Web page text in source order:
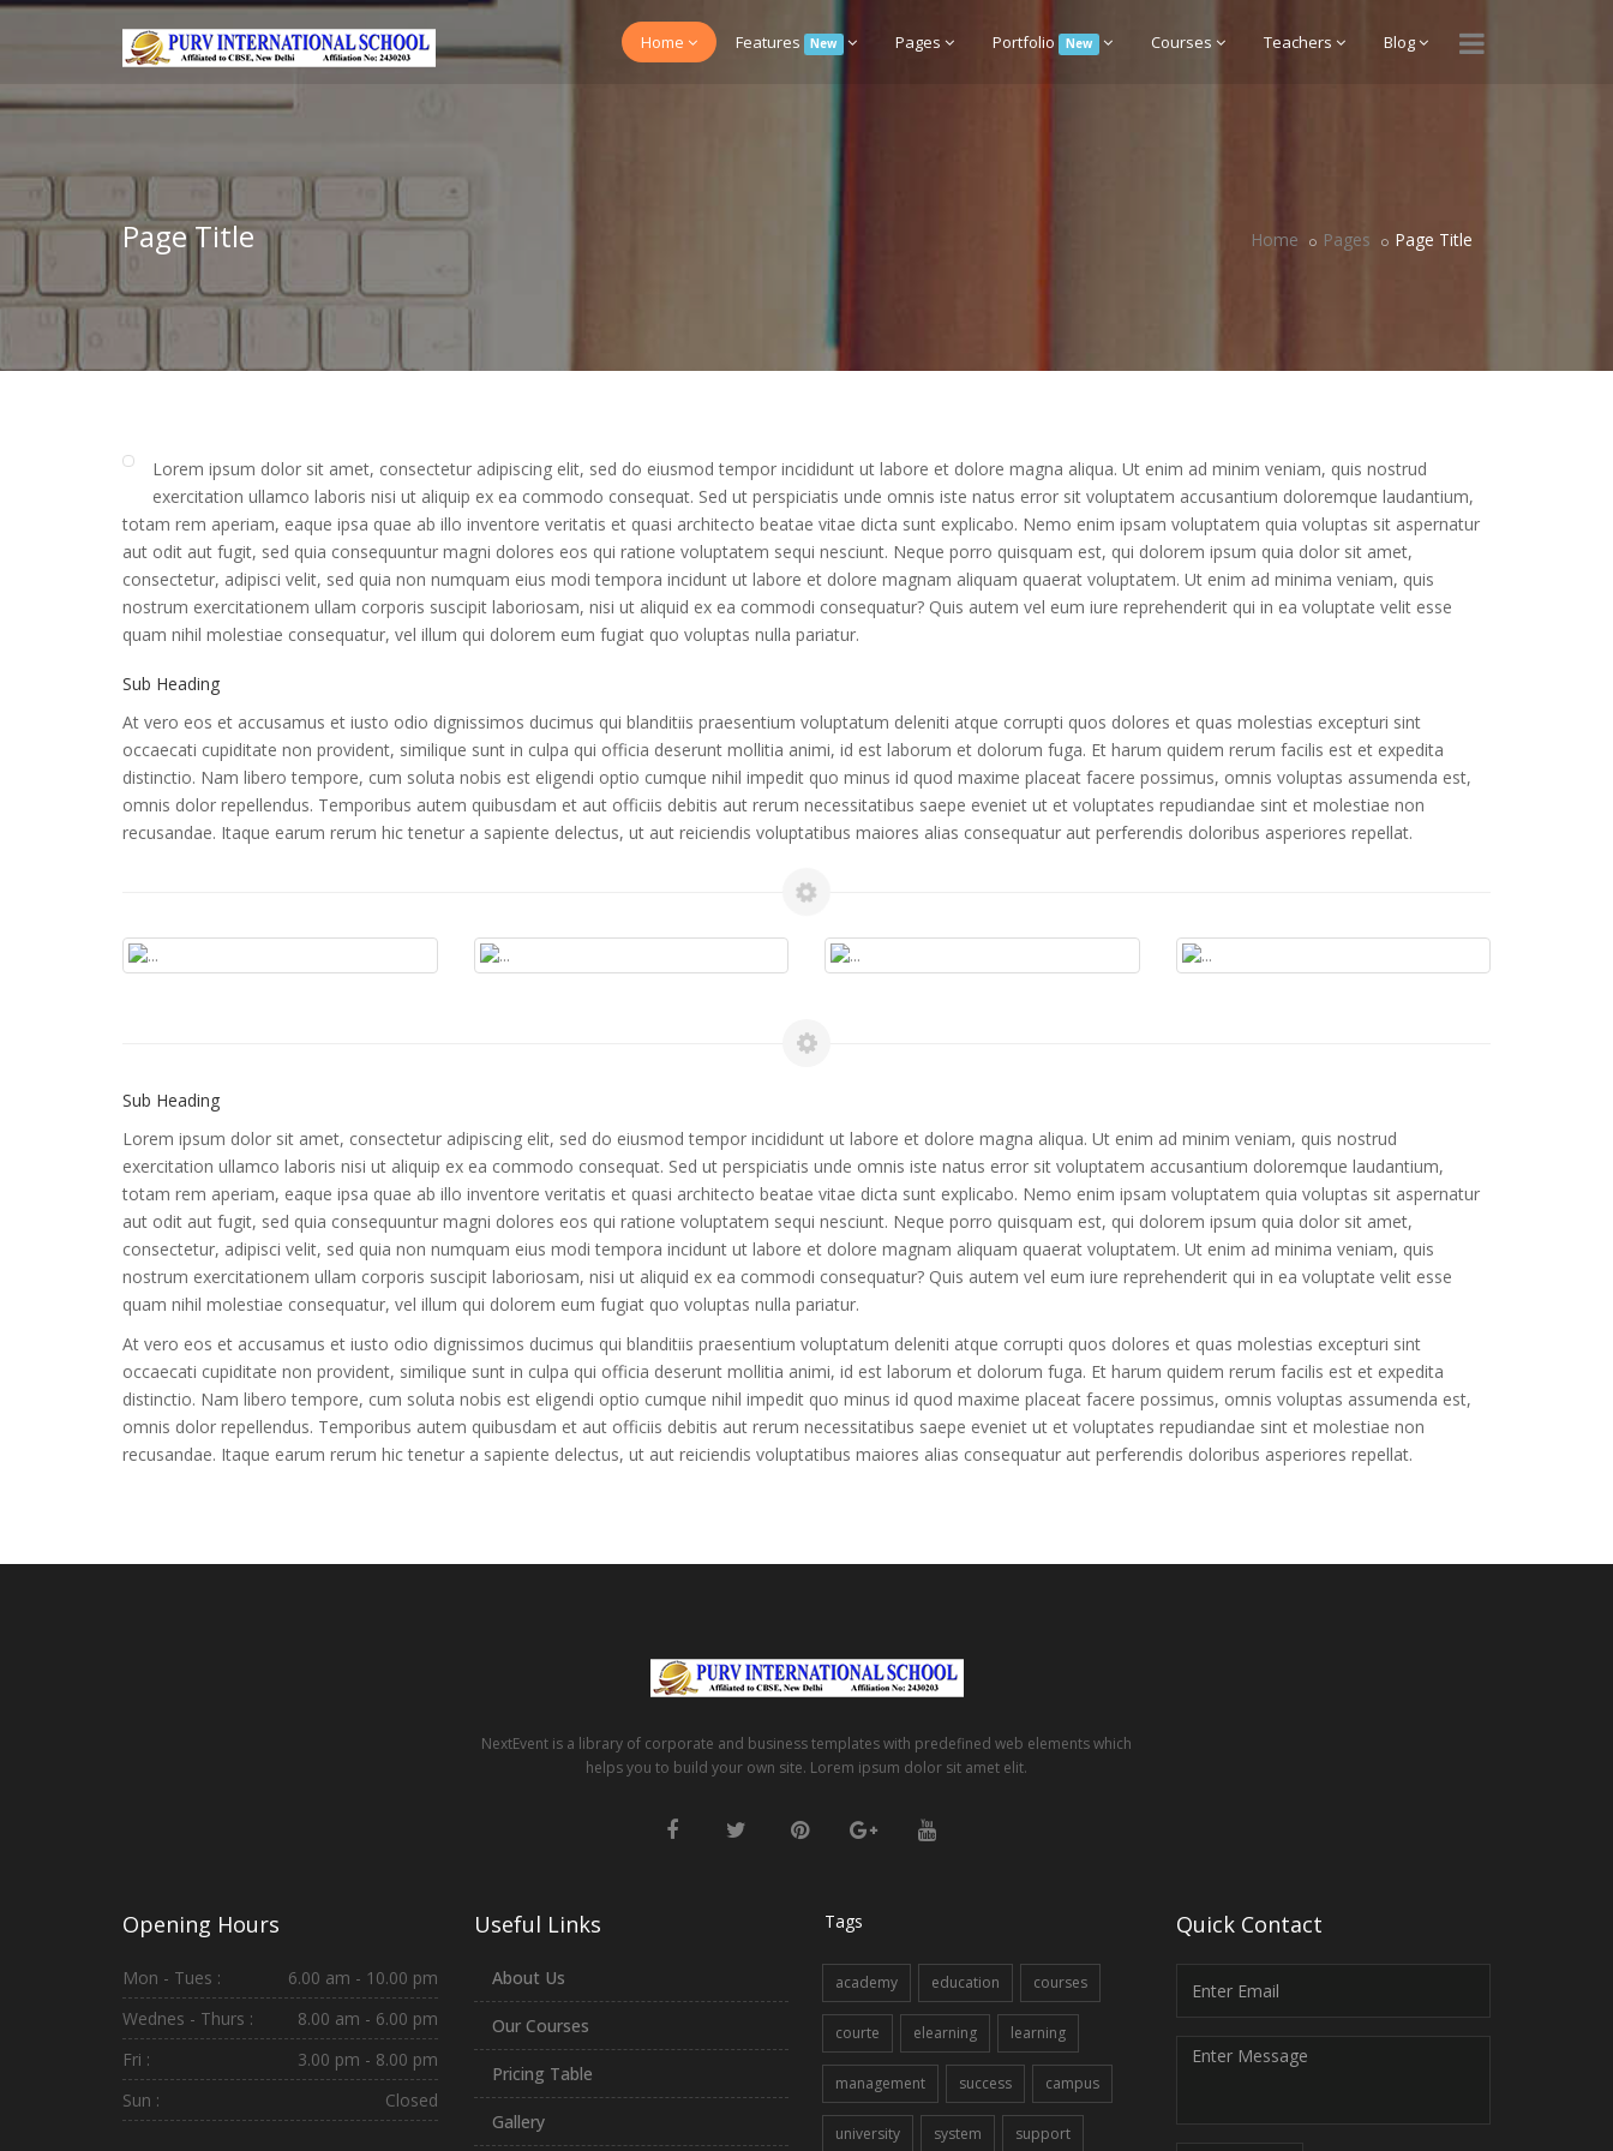
Home Features New Pages Portfolio New Courses Teachers Blog
Page Title Home Pages Page Title
Lorem ipsum dolor sit amet, consectetur adipiscing elit, sed do eiusmod tempor incididunt ut labore et dolore magna aliqua. Ut enim ad minim veniam, quis nostrud
exercitation ullamco laboris nisi ut aliquip ex ea commodo consequat. Sed ut perspiciatis unde omnis iste natus error sit voluptatem accusantium doloremque laudantium,
totam rem aperiam, eaque ipsa quae ab illo inventore veritatis et quasi architecto beatae vitae dicta sunt explicabo. Nemo enim ipsam voluptatem quia voluptas sit aspernatur
aut odit aut fugit, sed quia consequuntur magni dolores eos qui ratione voluptatem sequi nesciunt. Neque porro quisquam est, qui dolorem ipsum quia dolor sit amet,
consectetur, adipisci velit, sed quia non numquam eius modi tempora incidunt ut labore et dolore magnam aliquam quaerat voluptatem. Ut enim ad minima veniam, quis
nostrum exercitationem ullam corporis suscipit laboriosam, nisi ut aliquid ex ea commodi consequatur? Quis autem vel eum iure reprehenderit qui in ea voluptate velit esse
quam nihil molestiae consequatur, vel illum qui dolorem eum fugiat quo voluptas nulla pariatur.
Sub Heading
At vero eos et accusamus et iusto odio dignissimos ducimus qui blanditiis praesentium voluptatum deleniti atque corrupti quos dolores et quas molestias excepturi sint
occaecati cupiditate non provident, similique sunt in culpa qui officia deserunt mollitia animi, id est laborum et dolorum fuga. Et harum quidem rerum facilis est et expedita
distinctio. Nam libero tempore, cum soluta nobis est eligendi optio cumque nihil impedit quo minus id quod maxime placeat facere possimus, omnis voluptas assumenda est,
omnis dolor repellendus. Temporibus autem quibusdam et aut officiis debitis aut rerum necessitatibus saepe eveniet ut et voluptates repudiandae sint et molestiae non
recusandae. Itaque earum rerum hic tenetur a sapiente delectus, ut aut reiciendis voluptatibus maiores alias consequatur aut perferendis doloribus asperiores repellat.
Sub Heading
Lorem ipsum dolor sit amet, consectetur adipiscing elit, sed do eiusmod tempor incididunt ut labore et dolore magna aliqua. Ut enim ad minim veniam, quis nostrud
exercitation ullamco laboris nisi ut aliquip ex ea commodo consequat. Sed ut perspiciatis unde omnis iste natus error sit voluptatem accusantium doloremque laudantium,
totam rem aperiam, eaque ipsa quae ab illo inventore veritatis et quasi architecto beatae vitae dicta sunt explicabo. Nemo enim ipsam voluptatem quia voluptas sit aspernatur
aut odit aut fugit, sed quia consequuntur magni dolores eos qui ratione voluptatem sequi nesciunt. Neque porro quisquam est, qui dolorem ipsum quia dolor sit amet,
consectetur, adipisci velit, sed quia non numquam eius modi tempora incidunt ut labore et dolore magnam aliquam quaerat voluptatem. Ut enim ad minima veniam, quis
nostrum exercitationem ullam corporis suscipit laboriosam, nisi ut aliquid ex ea commodi consequatur? Quis autem vel eum iure reprehenderit qui in ea voluptate velit esse
quam nihil molestiae consequatur, vel illum qui dolorem eum fugiat quo voluptas nulla pariatur.
At vero eos et accusamus et iusto odio dignissimos ducimus qui blanditiis praesentium voluptatum deleniti atque corrupti quos dolores et quas molestias excepturi sint
occaecati cupiditate non provident, similique sunt in culpa qui officia deserunt mollitia animi, id est laborum et dolorum fuga. Et harum quidem rerum facilis est et expedita
distinctio. Nam libero tempore, cum soluta nobis est eligendi optio cumque nihil impedit quo minus id quod maxime placeat facere possimus, omnis voluptas assumenda est,
omnis dolor repellendus. Temporibus autem quibusdam et aut officiis debitis aut rerum necessitatibus saepe eveniet ut et voluptates repudiandae sint et molestiae non
recusandae. Itaque earum rerum hic tenetur a sapiente delectus, ut aut reiciendis voluptatibus maiores alias consequatur aut perferendis doloribus asperiores repellat.
NextEvent is a library of corporate and business templates with predefined web elements which
helps you to build your own site. Lorem ipsum dolor sit amet elit.
Opening Hours
Mon - Tues :
6.00 am - 10.00 pm
Wednes - Thurs :
8.00 am - 6.00 pm
Fri :
3.00 pm - 8.00 pm
Sun :
Closed
Useful Links
About Us
Our Courses
Pricing Table
Gallery
Tags
academy education courses
courte elearning learning
management success campus
university system support
Quick Contact